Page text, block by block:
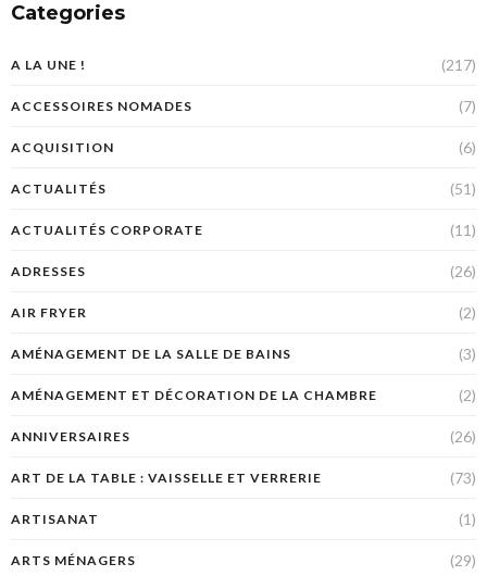
Categories
A LA UNE ! (217)
ACCESSOIRES NOMADES (7)
ACQUISITION (6)
ACTUALITÉS (51)
ACTUALITÉS CORPORATE (11)
ADRESSES (26)
AIR FRYER (2)
AMÉNAGEMENT DE LA SALLE DE BAINS (3)
AMÉNAGEMENT ET DÉCORATION DE LA CHAMBRE (2)
ANNIVERSAIRES (26)
ART DE LA TABLE : VAISSELLE ET VERRERIE (73)
ARTISANAT (1)
ARTS MÉNAGERS (29)